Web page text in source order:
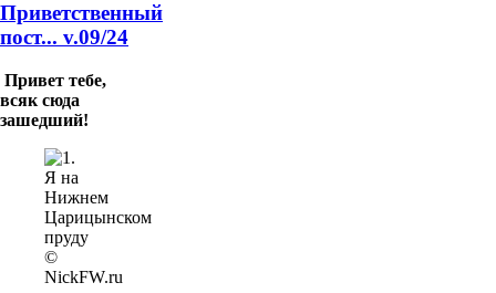
Приветственный
пост... v.09/24
Привет тебе,
всяк сюда
зашедший!